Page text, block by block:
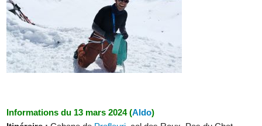
Informations du 13 mars 2024 (Aldo)